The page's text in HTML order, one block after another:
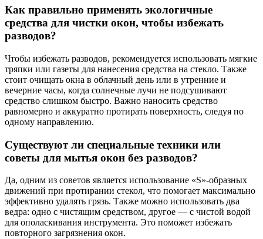
Как правильно применять экологичные
средства для чистки окон, чтобы избежать
разводов?
Чтобы избежать разводов, рекомендуется использовать мягкие
тряпки или газеты для нанесения средства на стекло. Также
стоит очищать окна в облачный день или в утренние и
вечерние часы, когда солнечные лучи не подсушивают
средство слишком быстро. Важно наносить средство
равномерно и аккуратно протирать поверхность, следуя по
одному направлению.
Существуют ли специальные техники или
советы для мытья окон без разводов?
Да, одним из советов является использование «S»-образных
движений при протирании стекол, что помогает максимально
эффективно удалять грязь. Также можно использовать два
ведра: одно с чистящим средством, другое — с чистой водой
для ополаскивания инструмента. Это поможет избежать
повторного загрязнения окон.